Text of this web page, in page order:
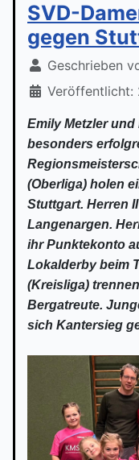
SVD-
gegen
Geschrieben
Veröffentlicht:
Emily Metzler
besonders
(Oberliga) holen
Stuttgart. Herren
Langenargen.
ihr Punktekonto
Lokalderby beim
(Kreisliga)
Bergatreute.
sich Kantersieg